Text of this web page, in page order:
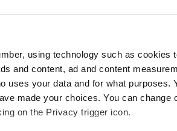
using technology such as cookies
and content, ad and content
uses your data and for what purposes.
made your choices. You can change
on the Privacy trigger icon.
E Eijgenwijs
mei 2025
Camping is